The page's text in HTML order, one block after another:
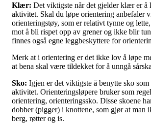
Klær: Det viktigste når det gjelder klær er å
aktivitet. Skal du løpe orientering anbefaler
orienteringstøy, som er relativt tynne og
mot å bli rispet opp av grener og ikke blir
finnes også egne leggbeskyttere for
Merk at i orientering er det ikke lov å løpe
at bena skal være tildekket for å unngå
Sko: Igjen er det viktigste å benytte sko
aktivitet. Orienteringsløpere bruker som
orientering, orienteringssko. Disse skoene
dobber (pigger) i knottene, som gjør at man
berg, røtter og is.